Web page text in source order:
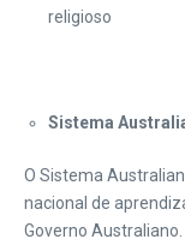
religioso
Sistema
O Sistema
nacional de
Governo